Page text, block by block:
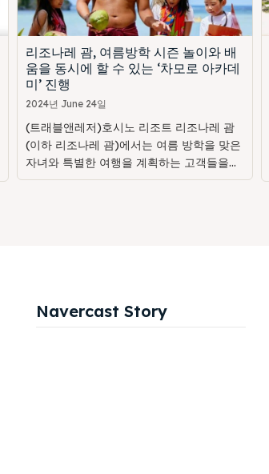
리조나레 괌, 여름방학 시즌 놀이와 배
움을 동시에 할 수 있는 ‘차모로 아카데
미’ 진행
2024년 June 24일
(트래블앤레저)호시노 리조트 리조나레 괌
(이하 리조나레 괌)에서는 여름 방학을 맞은
자녀와 특별한 여행을 계획하는 고객들을...
Navercast Story